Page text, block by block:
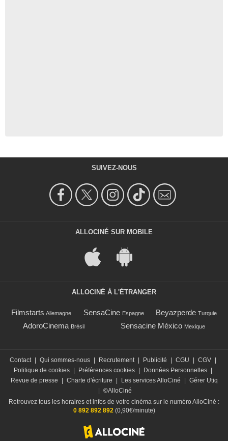
SUIVEZ-NOUS
ALLOCINÉ SUR MOBILE
ALLOCINÉ À L'ÉTRANGER
Filmstarts Allemagne SensaCine Espagne Beyazperde Turquie
AdoroCinema Brésil Sensacine México Mexique
Contact | Qui sommes-nous | Recrutement | Publicité | CGU | CGV |
Politique de cookies | Préférences cookies | Données Personnelles |
Revue de presse
| Charte d'écriture | Les services AlloCiné | Gérer Utiq
| ©AlloCiné
Retrouvez tous les horaires et infos de votre cinéma sur le numéro AlloCiné :
0 892 892 892(0,90€/minute)